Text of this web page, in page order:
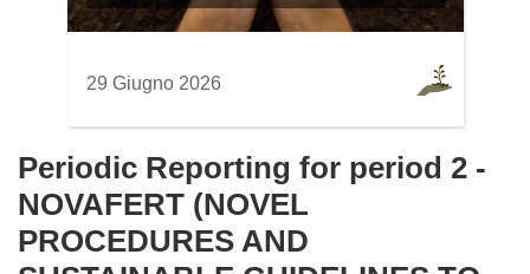
29 Giugno 2026
Periodic Reporting for period 2 -
NOVAFERT (NOVEL
PROCEDURES AND